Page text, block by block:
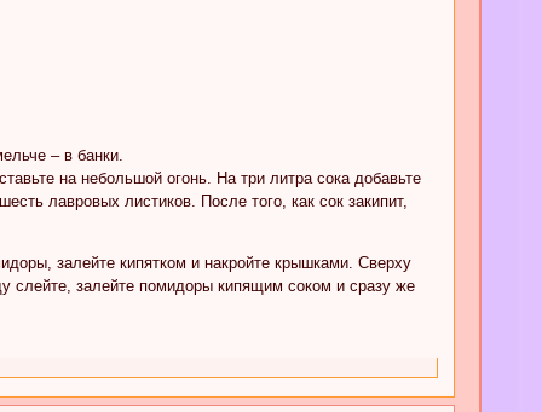
– в банки.
на небольшой огонь. На три литра сока добавьте
лавровых листиков. После того, как сок закипит,
залейте кипятком и накройте крышками. Сверху
слейте, залейте помидоры кипящим соком и сразу же